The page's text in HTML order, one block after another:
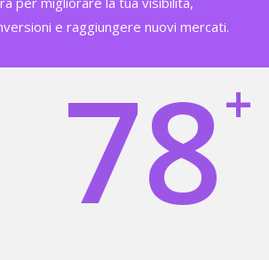
e raggiungere nuovi mercati.
78+